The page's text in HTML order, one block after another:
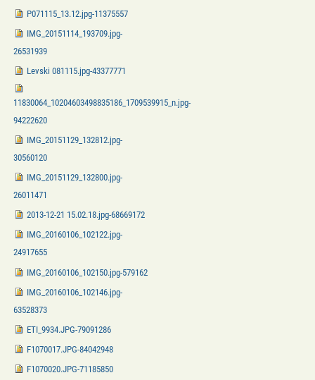
P071115_13.12.jpg-11375557
IMG_20151114_193709.jpg-
26531939
Levski 081115.jpg-43377771
11830064_10204603498835186_1709539915_n.jpg-
94222620
IMG_20151129_132812.jpg-
30560120
IMG_20151129_132800.jpg-
26011471
2013-12-21 15.02.18.jpg-68669172
IMG_20160106_102122.jpg-
24917655
IMG_20160106_102150.jpg-579162
IMG_20160106_102146.jpg-
63528373
ETI_9934.JPG-79091286
F1070017.JPG-84042948
F1070020.JPG-71185850